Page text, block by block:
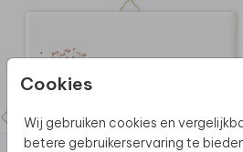
Cookies
Wij gebruiken cookies en
betere gebruikerservaring te